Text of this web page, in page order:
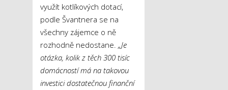
využít kotlíkových dotací,
podle Švantnera se na
všechny zájemce o ně
rozhodně nedostane. „Je
otázka, kolik z těch 300 tisíc
domácností má na takovou
investici dostatečnou finanční